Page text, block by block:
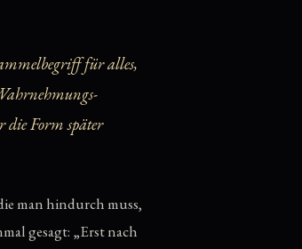
für alles,
die Form später
man hindurch muss,
gesagt: „Erst nach